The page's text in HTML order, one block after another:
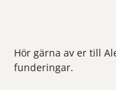
Hör gärna av er till
funderingar.